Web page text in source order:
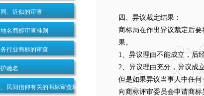
、近似的审查
名商标审查准则
行业商标的审查
驰名
民间信仰有关的商标审查标准
四、异议裁定结果：
商标局在作出异议裁定后
果。
1、异议理由不能成立，后
2、异议理由充分，异议成
但是如果异议当事人中任
向商标评审委员会申请商